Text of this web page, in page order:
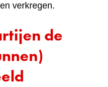
verkregen.
de